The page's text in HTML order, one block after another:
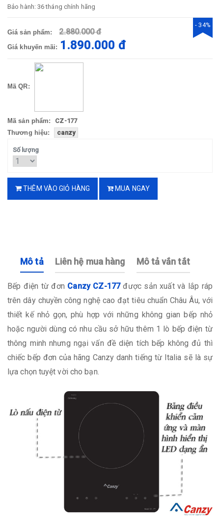
Bảo hành: 36 tháng chính hãng
Giá sản phẩm: 2.880.000 đ
Giá khuyến mãi: 1.890.000 đ
- 34%
Mã QR:
Mã sản phẩm:
CZ-177
Thương hiệu:
canzy
Số lượng
THÊM VÀO GIỎ HÀNG MUA NGAY
Mô tả Liên hệ mua hàng Mô tả vắn tắt
Bếp điện từ đơn Canzy CZ-177được sản xuất và lắp ráp
trên dây chuyền công nghệ cao đạt tiêu chuẩn Châu Âu, với
thiết kế nhỏ gọn, phù hợp với những không gian bếp nhỏ
hoặc người dùng có nhu cầu sở hữu thêm 1 lò bếp điện từ
thông minh nhưng ngại vấn đề diện tích bếp không đủ thì
chiếc bếp đơn của hãng Canzy danh tiếng từ Italia sẽ là sự
lựa chọn tuyệt vời cho bạn.